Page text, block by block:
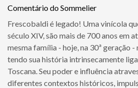
Comentário do Sommelier
Frescobaldi é legado! Uma vinícola
século XIV, são mais de 700 anos em
mesma família - hoje, na 30ª geração -
tendo sua história intrinsecamente
Toscana. Seu poder e influência
diferentes contextos históricos,